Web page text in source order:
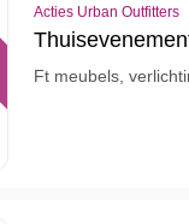
Acties Urban Outfitters
Ft meubels,